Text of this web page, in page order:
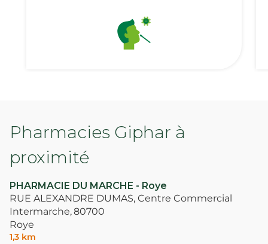
Pharmacies Giphar à
proximité
PHARMACIE DU MARCHE - Roye
RUE ALEXANDRE DUMAS, Centre Commercial
Intermarche,80700
Roye
1,3 km